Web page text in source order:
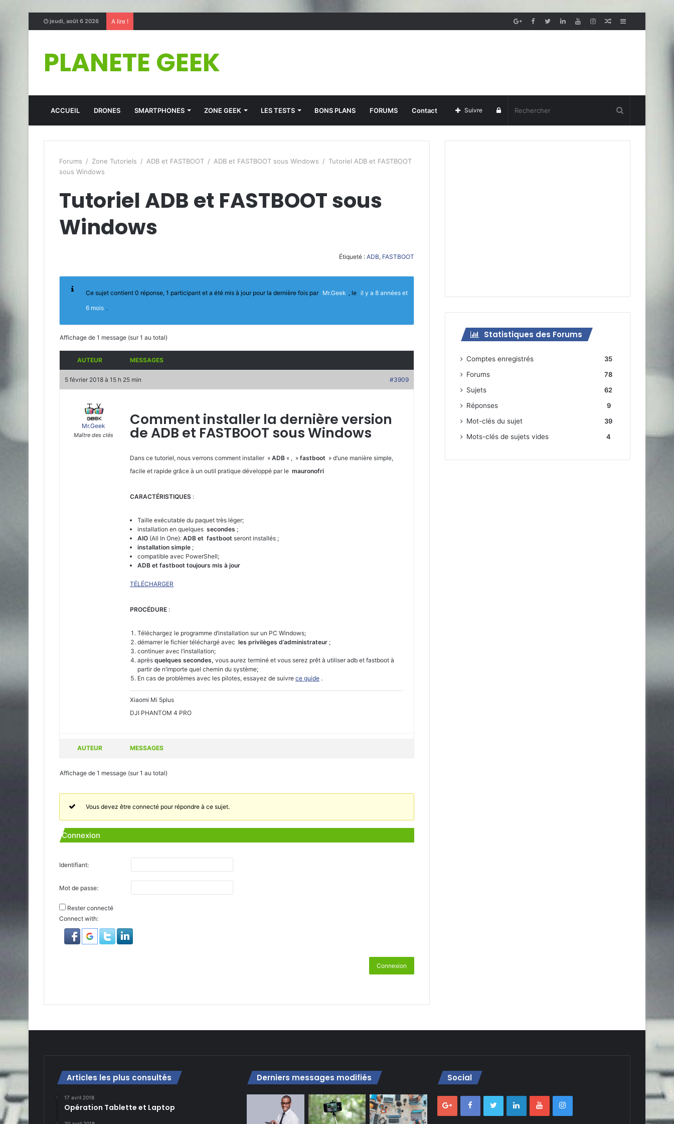
jeudi, août 6 2026 A lire ! Sidebar
Article
PLANETE GEEK
ACCUEIL DRONES SMARTPHONES ZONE GEEK LES TESTS BONS PLANS FORUMS Contact Se
connecter
Suivre
Forums / Zone Tutoriels / ADB et FASTBOOT / ADB et FASTBOOT sous Windows / Tutoriel ADB et FASTBOOT
sous Windows
Tutoriel ADB et FASTBOOT sous
Windows
Étiqueté : ADB, FASTBOOT
Ce sujet contient 0 réponse, 1 participant et a été mis à jour pour la dernière fois par Mr.Geek , le il y a 8 années et
6 mois .
Affichage de 1 message (sur 1 au total)
AUTEUR MESSAGES
5 février 2018 à 15 h 25 min #3909
Mr.Geek
Maître des clés
Comment installer la dernière version
de ADB et FASTBOOT sous Windows
Dans ce tutoriel, nous verrons comment installer » ADB « , » fastboot » d’une manière simple,
facile et rapide grâce à un outil pratique développé par le mauronofri
CARACTÉRISTIQUES :
Taille exécutable du paquet très léger;
installation en quelques secondes ;
AIO (All In One): ADB et fastboot seront installés ;
installation simple ;
compatible avec PowerShell;
ADB et fastboot toujours mis à jour
TÉLÉCHARGER
PROCÉDURE :
Téléchargez le programme d’installation sur un PC Windows;
démarrer le fichier téléchargé avec les privilèges d’administrateur ;
continuer avec l’installation;
après quelques secondes, vous aurez terminé et vous serez prêt à utiliser adb et fastboot à
partir de n’importe quel chemin du système;
En cas de problèmes avec les pilotes, essayez de suivre ce guide .
Xiaomi Mi 5plus
DJI PHANTOM 4 PRO
AUTEUR MESSAGES
Affichage de 1 message (sur 1 au total)
Vous devez être connecté pour répondre à ce sujet.
Connexion
Identifiant:
Mot de passe:
Rester connecté
Connect with:
Connexion
Statistiques des Forums
Comptes enregistrés
35
Forums
78
Sujets
62
Réponses
9
Mot-clés du sujet
39
Mots-clés de sujets vides
4
Articles les plus consultés
17 avril 2018
Opération Tablette et Laptop
Derniers messages modifiés Social